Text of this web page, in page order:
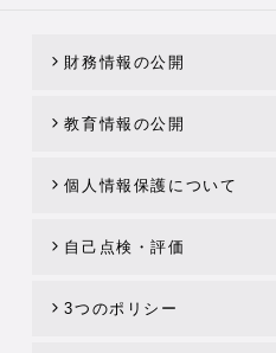
財務情報の公開
教育情報の公開
個人情報保護について
自己点検・評価
3つのポリシー